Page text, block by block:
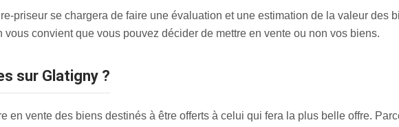
priseur se chargera de faire une évaluation et une estimation de la valeur des
vous convient que vous pouvez décider de mettre en vente ou non vos biens.
sur Glatigny ?
vente des biens destinés à être offerts à celui qui fera la plus belle offre.